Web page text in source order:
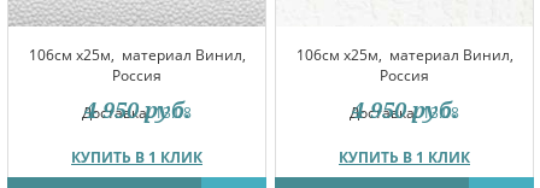
106см x25м, материал Винил,
Россия
Доставка:13.08
КУПИТЬ В 1 КЛИК
4 950 руб.
106см x25м, материал Винил,
Россия
Доставка:13.08
КУПИТЬ В 1 КЛИК
4 950 руб.